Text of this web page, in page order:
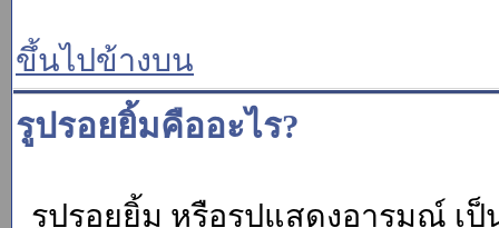
ขึ้นไปข้างบน
รูปรอยยิ้มคืออะไร?
รูปรอยยิ้ม หรือรูปแสดงอารมณ์ เ